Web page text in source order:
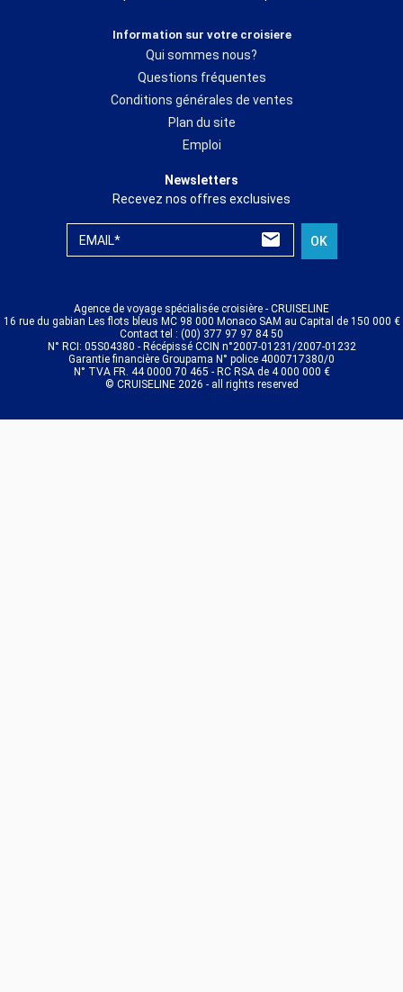
Information sur votre croisiere
Qui sommes nous?
Questions fréquentes
Conditions générales de ventes
Plan du site
Emploi
Newsletters
Recevez nos offres exclusives
EMAIL* OK
Agence de voyage spécialisée croisière - CRUISELINE
16 rue du gabian Les flots bleus MC 98 000 Monaco SAM au Capital de 150 000 €
Contact tel : (00) 377 97 97 84 50
N° RCI: 05S04380 - Récépissé CCIN n°2007-01231/2007-01232
Garantie financière Groupama N° police 4000717380/0
N° TVA FR. 44 0000 70 465 - RC RSA de 4 000 000 €
© CRUISELINE 2026 - all rights reserved